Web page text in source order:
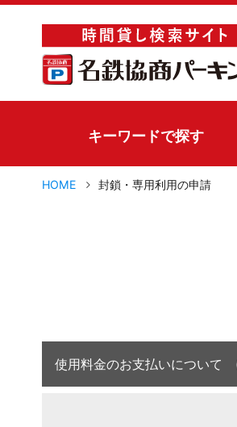
キーワードで探す
HOME 封鎖・専用利用の申請
使用料金のお支払いについ